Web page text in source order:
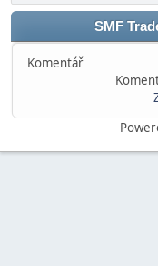
SMF
Komentář